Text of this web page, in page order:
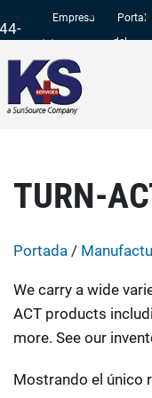
Empresa
Portal
del
TURN-
Portada /
We carry a wide
ACT products
more. See our
Mostrando el único